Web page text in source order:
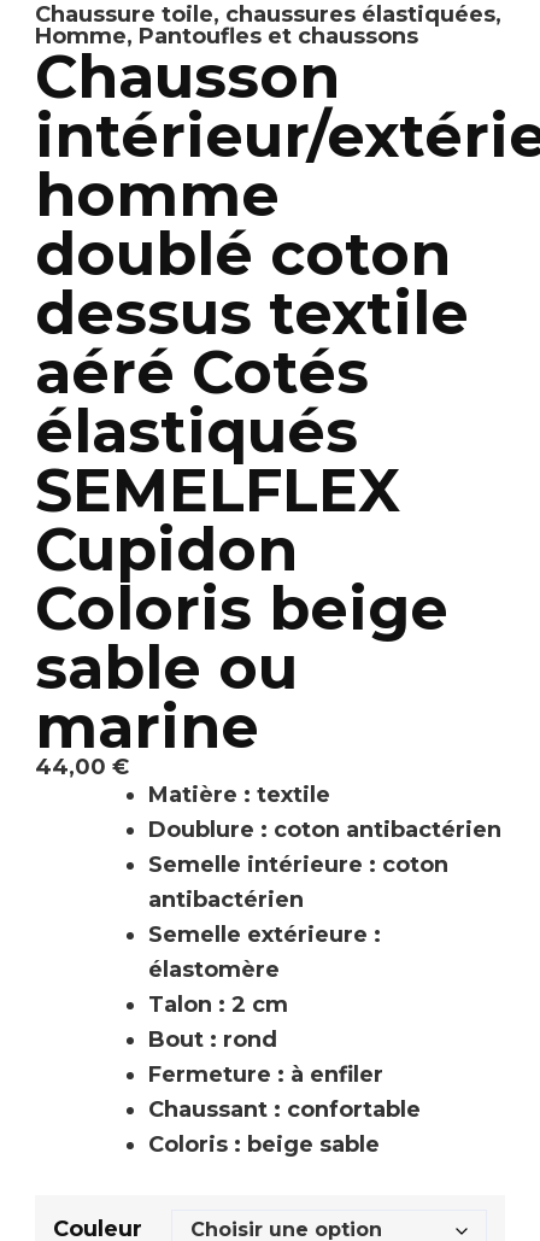
Chaussure toile, chaussures élastiquées,
Homme, Pantoufles et chaussons
Chausson
intérieur/
homme
doublé coton
dessus textile
aéré Cotés
élastiqués
SEMELFLEX
Cupidon
Coloris beige
sable ou
marine
44,00 €
Matière : textile
Doublure : coton antibactérien
Semelle intérieure : coton
antibactérien
Semelle extérieure :
élastomère
Talon : 2 cm
Bout : rond
Fermeture : à enfiler
Chaussant : confortable
Coloris : beige sable
Couleur